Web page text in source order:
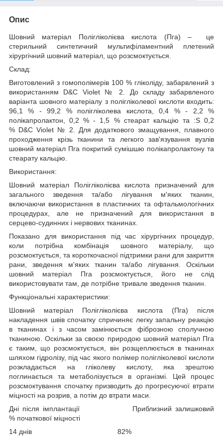
Опис
Шовний матеріал Полігліколієва кислота (Пга) – це
стерильний синтетичний мультифіламентний плетений
хірургічний шовний матеріал, що розсмоктується.
Склад:
Виготовлений з гомополімерів 100 % гліколіду, забарвлений з
використанням D&C Violet № 2. До складу забарвленого
варіанта шовного матеріалу з полігліколевої кислоти входить:
96,1 % - 99,2 % полігліколева кислота, 0,4 % - 2,2 %
полікапролактон, 0,2 % - 1,5 % стеарат кальцію та :S 0,2
% D&C Violet № 2. Для додаткового змащування, плавного
проходження крізь тканини та легкого зав'язування вузлів
шовний матеріал Пга покритий сумішшю полікапролактону та
стеарату кальцію.
Використання:
Шовний матеріал Полігліколієва кислота призначений для
загального зведення та/або лігування м'яких тканин,
включаючи використання в пластичних та офтальмологічних
процедурах, але не призначений для використання в
серцево-судинних і нервових тканинах.
Показано для використання під час хірургічних процедур,
коли потрібна комбінація шовного матеріалу, що
розсмоктується, та короткочасної підтримки рани для закриття
рани, зведення м'яких тканин та/або лігування. Оскільки
шовний матеріал Пга розсмоктується, його не слід
використовувати там, де потрібне тривале зведення тканин.
Функціональні характеристики:
Шовний матеріал Полігліколієва кислота (Пга) після
накладення швів спочатку спричиняє легку запальну реакцію
в тканинах і з часом замінюється фіброзною сполучною
тканиною. Оскільки за своєю природою шовний матеріал Пга
є таким, що розсмоктується, він розщеплюється в тканинах
шляхом гідролізу, під час якого полімер полігліколевої кислоти
розкладається на гліколеву кислоту, яка зрештою
поглинається та метаболізується в організмі. Цей процес
розсмоктування спочатку призводить до прогресуючої втрати
міцності на розрив, а потім до втрати маси.
Дні після імплантації Приблизний залишковий
% початкової міцності
14 днів 82%